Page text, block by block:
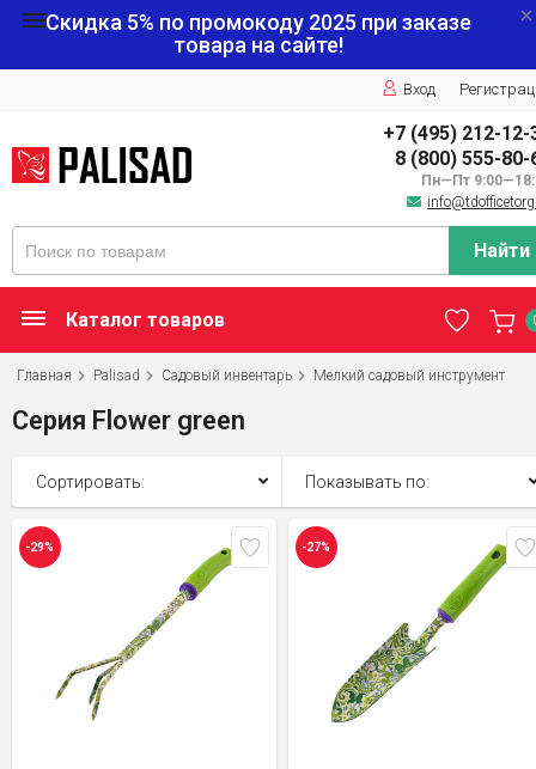
Скидка 5% по промокоду 2025 при заказе
товара на сайте!
Вход
+7 (495) 212-12-
8 (800) 555-80-
Пн—Пт
Найти
Каталог товаров
Главная Palisad Садовый инвентарь Мелкий садовый инструмент
Серия Flower green
Сортировать: Показывать по:
-29% -27%